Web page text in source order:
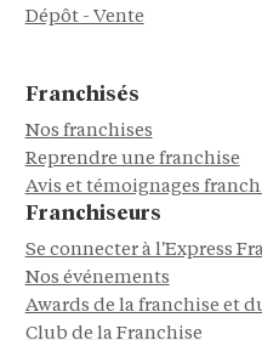
Dépôt - Vente
Franchisés
Nos franchises
Reprendre une franchise
Avis et témoignages
Franchiseurs
Se connecter à l'Express
Nos événements
Awards de la franchise et
Club de la Franchise